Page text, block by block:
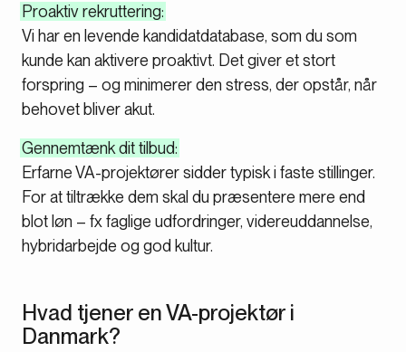
Proaktiv rekruttering:
Vi har en levende kandidatdatabase, som du som
kunde kan aktivere proaktivt. Det giver et stort
forspring – og minimerer den stress, der opstår, når
behovet bliver akut.
Gennemtænk dit tilbud:
Erfarne VA-projektører sidder typisk i faste stillinger.
For at tiltrække dem skal du præsentere mere end
blot løn – fx faglige udfordringer, videreuddannelse,
hybridarbejde og god kultur.
Hvad tjener en VA-projektør i
Danmark?